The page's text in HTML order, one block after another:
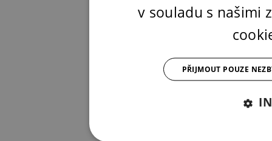
v souladu s našimi
PŘIJMOUT POUZE